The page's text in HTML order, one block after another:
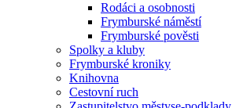
Rodáci a osobnosti
Frymburské náměstí
Frymburské pověsti
Spolky a kluby
Frymburské kroniky
Knihovna
Cestovní ruch